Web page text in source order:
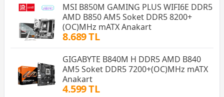
MSI B850M GAMING PLUS WIFI6E DDR5
AMD B850 AM5 Soket DDR5 8200+
(OC)MHz mATX Anakart
8.689 TL
GIGABYTE B840M H DDR5 AMD B840
AM5 Soket DDR5 7200+(OC)MHz mATX
Anakart
4.599 TL